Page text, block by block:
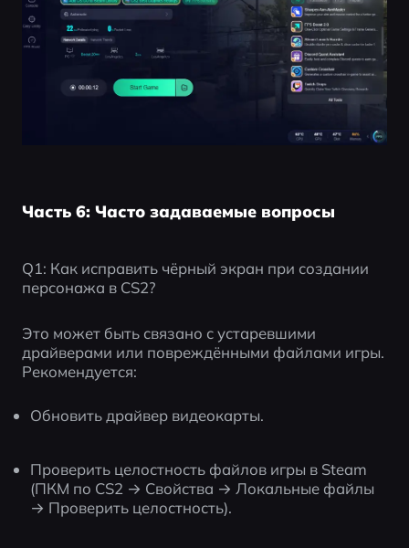
Часть 6: Часто задаваемые вопросы
Q1: Как исправить чёрный экран при создании
персонажа в CS2?
Это может быть связано с устаревшими
драйверами или повреждёнными файлами игры.
Рекомендуется:
Обновить драйвер видеокарты.
Проверить целостность файлов игры в Steam
(ПКМ по CS2 → Свойства → Локальные файлы
→ Проверить целостность).